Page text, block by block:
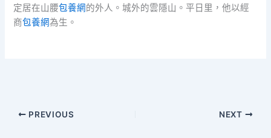
定居在山腰包養網的外人。城外的雲隱山。平日里，他以經
商包養網為生。
PREVIOUS NEXT